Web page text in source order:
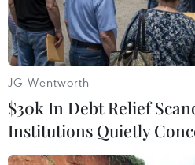
JG Wentworth
$30k In Debt Relief
Institutions Quietly